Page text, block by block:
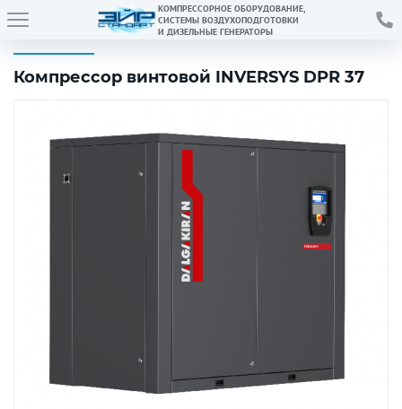
КОМПРЕССОРНОЕ ОБОРУДОВАНИЕ,
СИСТЕМЫ ВОЗДУХОПОДГОТОВКИ
И ДИЗЕЛЬНЫЕ ГЕНЕРАТОРЫ
Компрессор винтовой INVERSYS DPR 37